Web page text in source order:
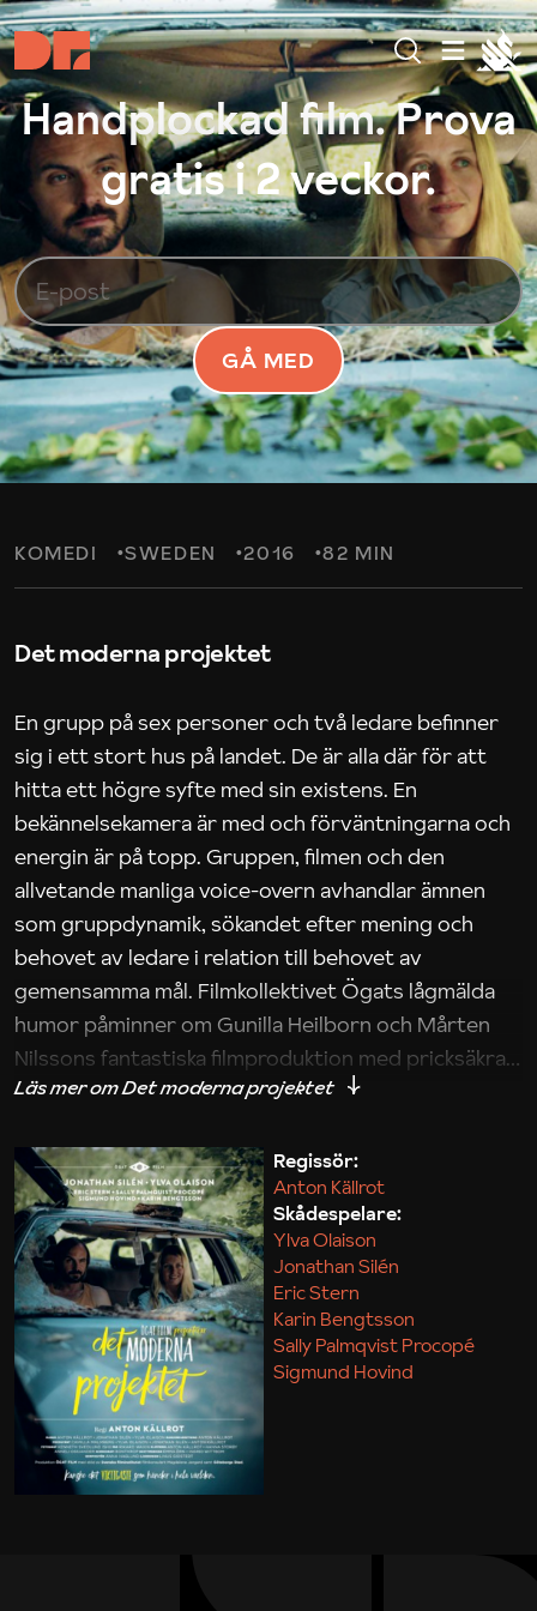
Handplockad film. Prova
gratis i 2 veckor.
GÅ MED
KOMEDI SWEDEN 2016 82 MIN
Det moderna projektet
En grupp på sex personer och två ledare befinner
sig i ett stort hus på landet. De är alla där för att
hitta ett högre syfte med sin existens. En
bekännelsekamera är med och förväntningarna och
energin är på topp. Gruppen, filmen och den
allvetande manliga voice-overn avhandlar ämnen
som gruppdynamik, sökandet efter mening och
behovet av ledare i relation till behovet av
gemensamma mål. Filmkollektivet Ögats lågmälda
humor påminner om Gunilla Heilborn och Mårten
Nilssons fantastiska filmproduktion med pricksäkra
iakttagelser om hur svårt det kan vara att omsätta
Maja Kekonius
Regissör:
Anton Källrot
Skådespelare:
Ylva Olaison
Jonathan Silén
Eric Stern
Karin Bengtsson
Sally Palmqvist Procopé
Sigmund Hovind